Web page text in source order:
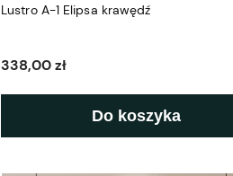
Lustro A-1 Elipsa krawędź
338,00 zł
Do koszyka